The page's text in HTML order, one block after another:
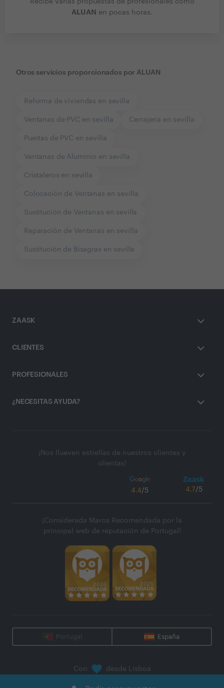
Recibe varias propuestas de profesionales como
ALUAN en pocas horas.
Otros servicios proporcionados por ALUAN
Reforma de viviendas en sevilla
Ventanas de PVC en sevilla Cerrajería en sevilla
Puertas de PVC en sevilla
Ventanas de Aluminio en sevilla
Cristaleros en sevilla
Colocación de Ventanas en sevilla
Sustitución de Ventanas en sevilla
Reparación de Ventanas en sevilla
Sustitución de Bisagras en sevilla
ZAASK
CLIENTES
PROFESIONALES
¿NECESITAS AYUDA?
¡Nos llueven estrellas de nuestros clientes y
clientas!
4.4/5 4.7/5
¡Considerada Marca Recomendada por la
principal web de reputación de Portugal!
Portugal España
Con desde Lisboa
Zaask - Plataforma Digital, S.A.